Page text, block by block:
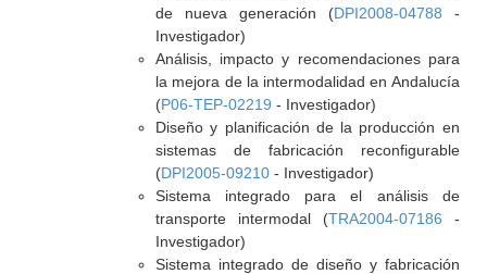
de nueva generación (DPI2008-04788 -
Investigador)
Análisis, impacto y recomendaciones para
la mejora de la intermodalidad en Andalucía
(P06-TEP-02219 - Investigador)
Diseño y planificación de la producción en
sistemas de fabricación reconfigurable
(DPI2005-09210- Investigador)
Sistema integrado para el análisis de
transporte intermodal (TRA2004-07186 -
Investigador)
Sistema integrado de diseño y fabricación